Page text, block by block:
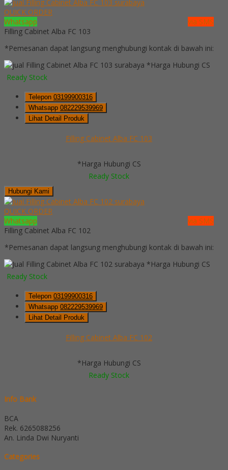
QUICK ORDER
Whatsapp
via SMS
Filling Cabinet Alba FC 103
*Pemesanan dapat langsung menghubungi kontak di bawah ini:
*Harga Hubungi CS
Ready Stock
Telepon 03199900316
Whatsapp 082229539969
Lihat Detail Produk
Filling Cabinet Alba FC 103
*Harga Hubungi CS
Ready Stock
Hubungi Kami
QUICK ORDER
Whatsapp
via SMS
Filling Cabinet Alba FC 102
*Pemesanan dapat langsung menghubungi kontak di bawah ini:
*Harga Hubungi CS
Ready Stock
Telepon 03199900316
Whatsapp 082229539969
Lihat Detail Produk
Filling Cabinet Alba FC 102
*Harga Hubungi CS
Ready Stock
Info Bank
BCA
Rek. 6265088256
An. Linda Dwi Nuryanti
Categories